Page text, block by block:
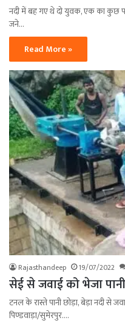
नदी में बह गए थे दो युवक, एक का कुछ
जने…
Read More »
Rajasthandeep 19/07/2022
सेई से जवाई को भेजा
टनल के रास्ते पानी छोड़ा, बेड़ा नदी से
पिण्डवाड़ा/सुमेरपुर.…